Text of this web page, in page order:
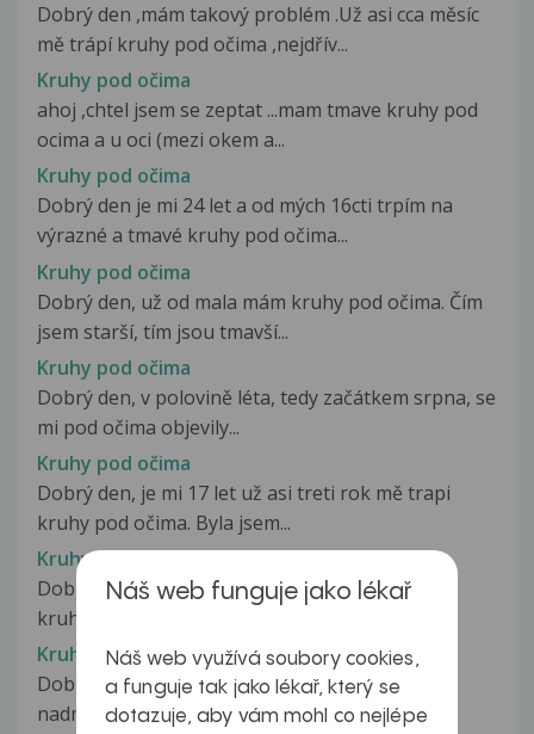
Dobrý den ,mám takový problém .Už asi cca měsíc
mě trápí kruhy pod očima ,nejdřív...
Kruhy pod očima
ahoj ,chtel jsem se zeptat ...mam tmave kruhy pod
ocima a u oci (mezi okem a...
Kruhy pod očima
Dobrý den je mi 24 let a od mých 16cti trpím na
výrazné a tmavé kruhy pod očima...
Kruhy pod očima
Dobrý den, už od mala mám kruhy pod očima. Čím
jsem starší, tím jsou tmavší...
Kruhy pod očima
Dobrý den, v polovině léta, tedy začátkem srpna, se
mi pod očima objevily...
Kruhy pod očima
Dobrý den, je mi 17 let už asi treti rok mě trapi
kruhy pod očima. Byla jsem...
Kruhy pod očima
Dobrý den chci se zeptat na to že už rok mám
kruhy pod očima a zvětšujou se...
Kruhy pod očima
Dobrý den, Již několik let u sebe pozoruji
nadměrné kruhy pod očima, které...
Náš web funguje jako lékař
Náš web využívá soubory cookies,
a funguje tak jako lékař, který se
dotazuje, aby vám mohl co nejlépe